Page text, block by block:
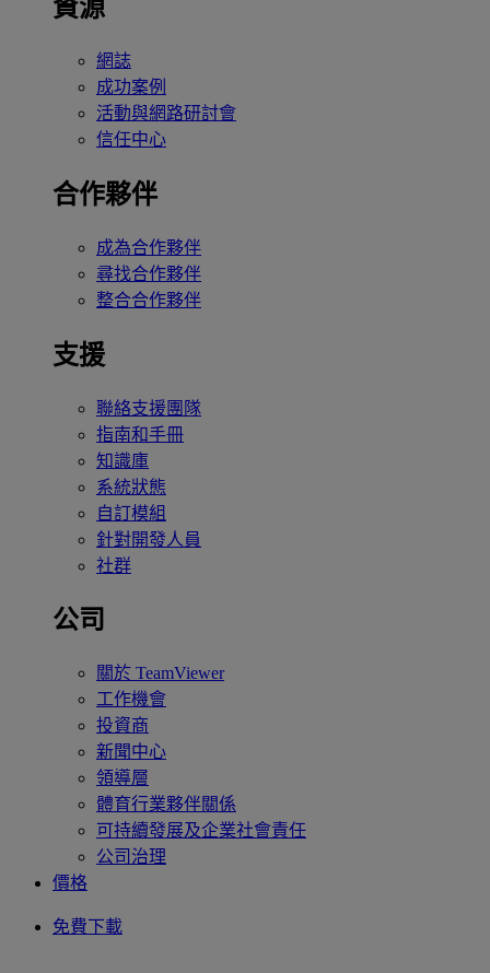
資源
網誌
成功案例
活動與網路研討會
信任中心
合作夥伴
成為合作夥伴
尋找合作夥伴
整合合作夥伴
支援
聯絡支援團隊
指南和手冊
知識庫
系統狀態
自訂模組
針對開發人員
社群
公司
關於 TeamViewer
工作機會
投資商
新聞中心
領導層
體育行業夥伴關係
可持續發展及企業社會責任
公司治理
價格
免費下載